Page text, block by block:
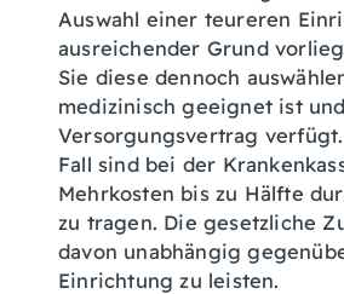
Auswahl einer teureren
ausreichender Grund
Sie diese dennoch
medizinisch geeignet ist
Versorgungsvertrag
Fall sind bei der
Mehrkosten bis zu Hälfte
zu tragen. Die gesetzliche
davon unabhängig
Einrichtung zu leisten.